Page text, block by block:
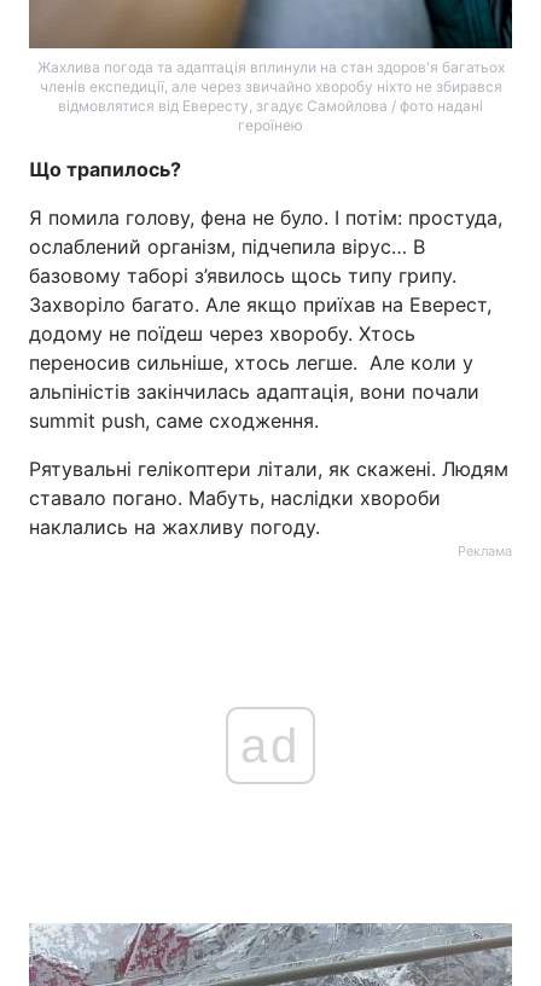
Жахлива погода та адаптація вплинули на стан здоров'я багатьох
членів експедиції, але через звичайно хворобу ніхто не збирався
відмовлятися від Евересту, згадує Самойлова / фото надані
героїнею
Що трапилось?
Я помила голову, фена не було. І потім: простуда,
ослаблений організм, підчепила вірус… В
базовому таборі з’явилось щось типу грипу.
Захворіло багато. Але якщо приїхав на Еверест,
додому не поїдеш через хворобу. Хтось
переносив сильніше, хтось легше. Але коли у
альпіністів закінчилась адаптація, вони почали
summit push, саме сходження.
Рятувальні гелікоптери літали, як скажені. Людям
ставало погано. Мабуть, наслідки хвороби
наклались на жахливу погоду.
Реклама
ad